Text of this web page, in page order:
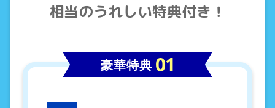
相当のうれしい特典付き！
豪華特典